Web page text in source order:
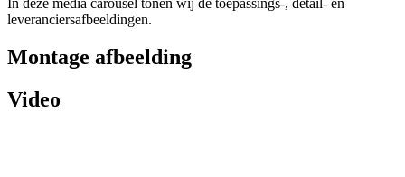
leveranciersafbeeldingen.
Montage afbeelding
Video